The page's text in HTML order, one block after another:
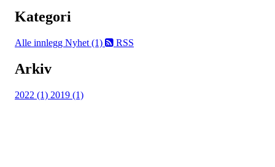
Kategori
Alle innlegg Nyhet (1) RSS
Arkiv
2022 (1) 2019 (1)